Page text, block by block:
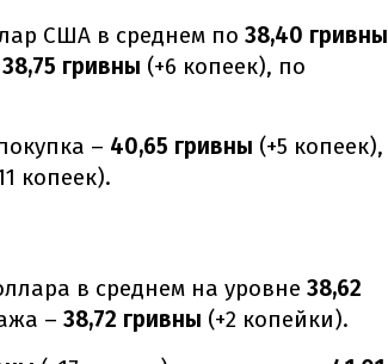
США в среднем по 38,40 гривны
38,75 гривны (+6 копеек), по
– 40,65 гривны (+5 копеек),
копеек).
в среднем на уровне 38,62
– 38,72 гривны (+2 копейки).